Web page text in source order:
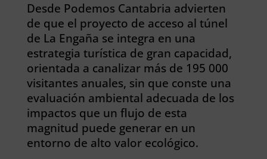
Desde Podemos Cantabria advierten
de que el proyecto de acceso al túnel
de La Engaña se integra en una
estrategia turística de gran capacidad,
orientada a canalizar más de 195 000
visitantes anuales, sin que conste una
evaluación ambiental adecuada de los
impactos que un flujo de esta
magnitud puede generar en un
entorno de alto valor ecológico.